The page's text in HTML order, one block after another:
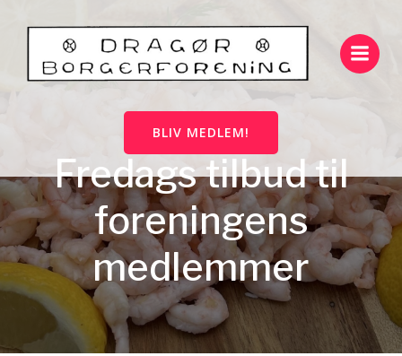
til
indhold
BLIV MEDLEM!
Fredags tilbud til
foreningens
medlemmer